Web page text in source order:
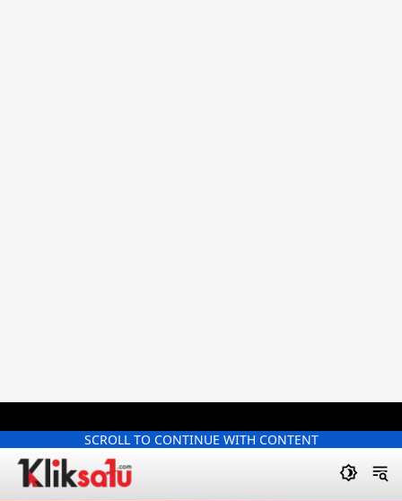
SCROLL TO CONTINUE WITH CONTENT